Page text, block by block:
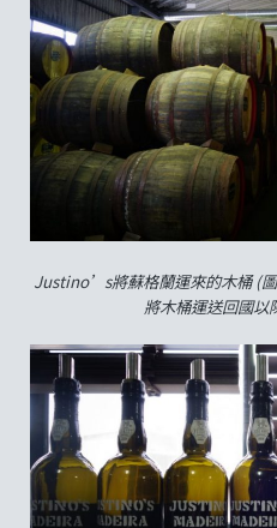
Justino’s將蘇格蘭運來的木桶 (
將木桶運送回國以